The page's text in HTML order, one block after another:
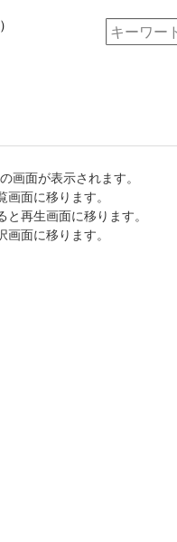
画面が表示されます。
面に移ります。
再生画面に移ります。
面に移ります。